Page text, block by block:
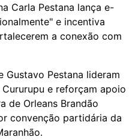
Carla Pestana lança e-
e incentiva
a conexão com
Gustavo Pestana lideram
e reforçam apoio
de Orleans Brandão
convenção partidária da